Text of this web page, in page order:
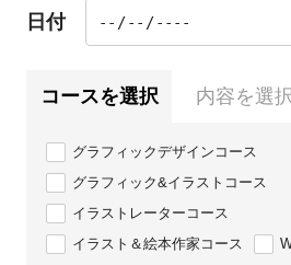
日付
コースを選択 内容を選
グラフィックデザインコース
グラフィック&イラストコース
イラストレーターコース
イラスト＆絵本作家コース